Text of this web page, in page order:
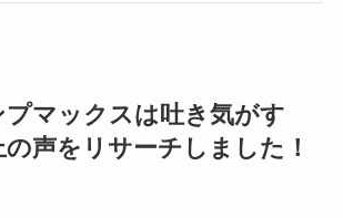
マックスは吐き気がす
声をリサーチしました！